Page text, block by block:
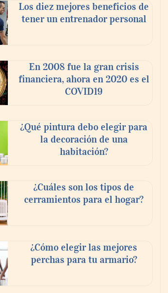
Los diez mejores beneficios de
tener un entrenador personal
En 2008 fue la gran crisis
financiera, ahora en 2020 es el
COVID19
¿Qué pintura debo elegir para
la decoración de una
habitación?
¿Cuáles son los tipos de
cerramientos para el hogar?
¿Cómo elegir las mejores
perchas para tu armario?